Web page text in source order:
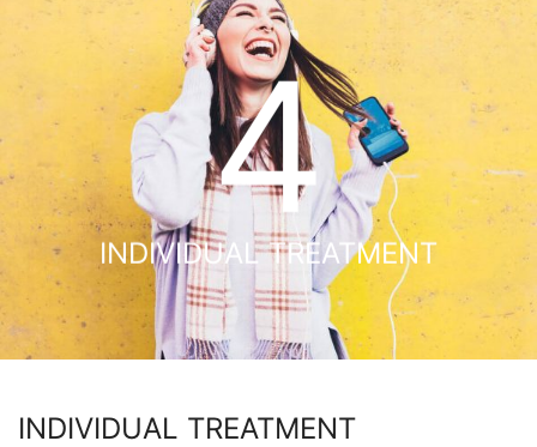
4
INDIVIDUAL TREATMENT
INDIVIDUAL TREATMENT